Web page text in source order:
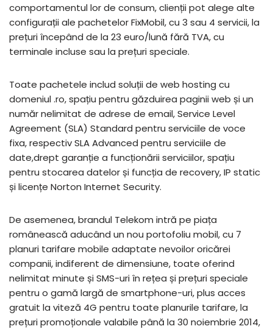
comportamentul lor de consum, clienții pot alege alte
configurații ale pachetelor FixMobil, cu 3 sau 4 servicii, la
prețuri începând de la 23 euro/lună fără TVA, cu
terminale incluse sau la prețuri speciale.
Toate pachetele includ soluții de web hosting cu
domeniul .ro, spațiu pentru găzduirea paginii web și un
număr nelimitat de adrese de email, Service Level
Agreement (SLA) Standard pentru serviciile de voce
fixa, respectiv SLA Advanced pentru serviciile de
date,drept garanție a funcționării serviciilor, spațiu
pentru stocarea datelor și funcția de recovery, IP static
și licențe Norton Internet Security.
De asemenea, brandul Telekom intră pe piața
românească aducând un nou portofoliu mobil, cu 7
planuri tarifare mobile adaptate nevoilor oricărei
companii, indiferent de dimensiune, toate oferind
nelimitat minute și SMS-uri în rețea și prețuri speciale
pentru o gamă largă de smartphone-uri, plus acces
gratuit la viteză 4G pentru toate planurile tarifare, la
prețuri promoționale valabile până la 30 noiembrie 2014,